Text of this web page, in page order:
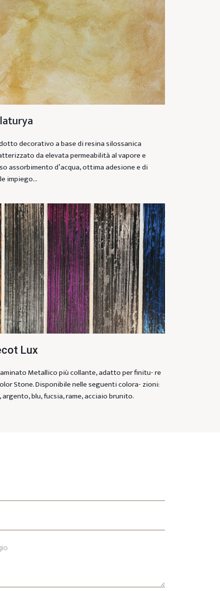
decorativo a base di resina silossanica
da elevata permeabilità al vapore e
assorbimento d’acqua, ottima adesione e di
impiego…
Lux
Metallico più collante, adatto per finitu- re
Stone. Disponibile nelle seguenti colora- zioni:
argento, blu, fucsia, rame, acciaio brunito.